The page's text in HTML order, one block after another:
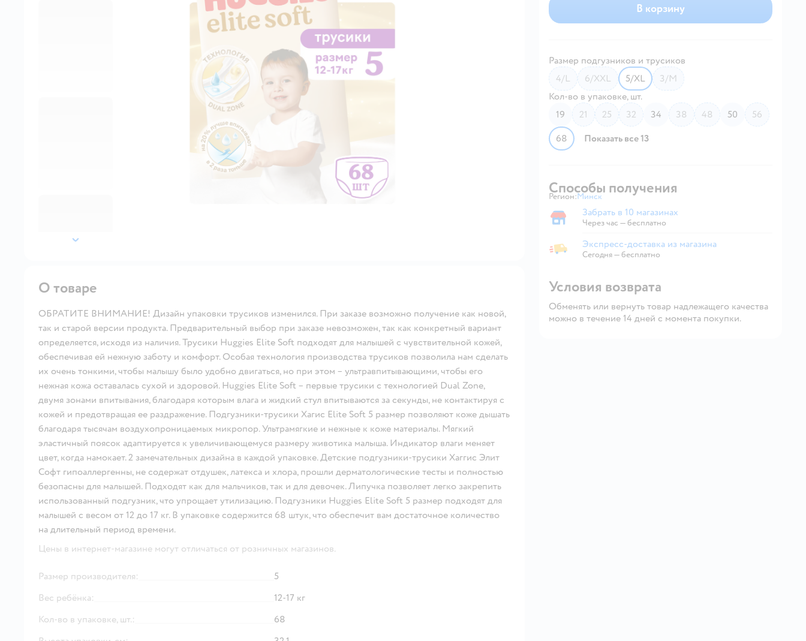
далее
В корзину
Размер подгузников и трусиков
4/L
6/XXL 5/XL
3/M
Кол-во в упаковке, шт.
19
21 25 32 34 38 48 50
56
68
Показать все 13
Способы получения
Регион: Выбор адреса доставки.
Минск
Забрать в магазине
Забрать в 10 магазинах
Через час — бесплатно
Экспресс-доставка из магазина
Экспресс-доставка из магазина
Сегодня—бесплатно
Условия возврата
Обменять или вернуть товар надлежащего качества
можно в течение 14 дней с момента покупки.
О товаре
ОБРАТИТЕ ВНИМАНИЕ! Дизайн упаковки трусиков изменился. При заказе возможно получение как новой,
так и старой версии продукта. Предварительный выбор при заказе невозможен, так как конкретный вариант
определяется, исходя из наличия. Трусики Huggies Elite Soft подходят для малышей с чувствительной кожей,
обеспечивая ей нежную заботу и комфорт. Особая технология производства трусиков позволила нам сделать
их очень тонкими, чтобы малышу было удобно двигаться, но при этом – ультравпитывающими, чтобы его
нежная кожа оставалась сухой и здоровой. Huggies Elite Soft – первые трусики с технологией Dual Zone,
двумя зонами впитывания, благодаря которым влага и жидкий стул впитываются за секунды, не контактируя с
кожей и предотвращая ее раздражение. Подгузники-трусики Хагис Elite Soft 5 размер позволяют коже дышать
благодаря тысячам воздухопроницаемых микропор. Ультрамягкие и нежные к коже материалы. Мягкий
эластичный поясок адаптируется к увеличивающемуся размеру животика малыша. Индикатор влаги меняет
цвет, когда намокает. 2 замечательных дизайна в каждой упаковке. Детские подгузники-трусики Хаггис Элит
Софт гипоаллергенны, не содержат отдушек, латекса и хлора, прошли дерматологические тесты и полностью
безопасны для малышей. Подходят как для мальчиков, так и для девочек. Липучка позволяет легко закрепить
использованный подгузник, что упрощает утилизацию. Подгузники Huggies Elite Soft 5 размер подходят для
малышей с весом от 12 до 17 кг. В упаковке содержится 68 штук, что обеспечит вам достаточное количество
на длительный период времени.
Цены в интернет-магазине могут отличаться от розничных магазинов.
Размер производителя:
5
Вес ребёнка:
12-17 кг
Кол-во в упаковке, шт.:
68